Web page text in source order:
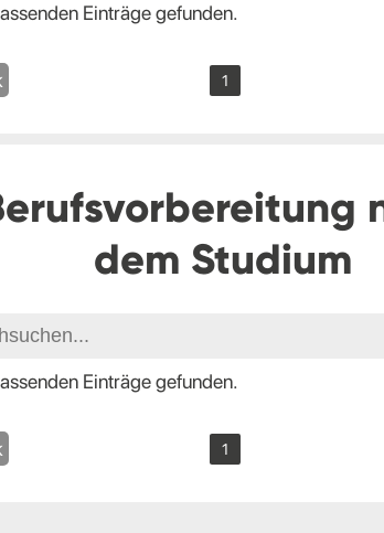
Einträge gefunden.
1
dem Studium
Einträge gefunden.
1